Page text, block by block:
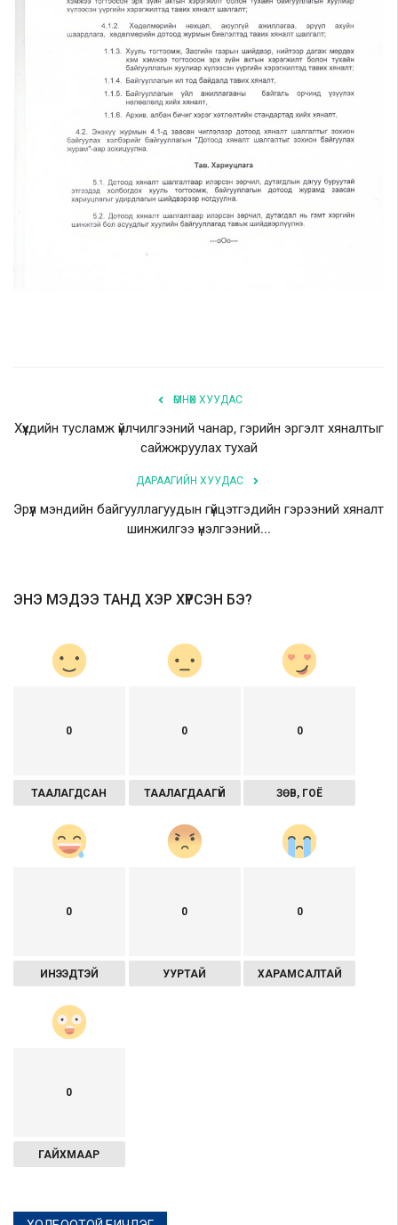
ӨМНӨХ ХУУДАС
Хүүхдийн тусламж үйлчилгээний чанар, гэрийн эргэлт хяналтыг
сайжжруулах тухай
ДАРААГИЙН ХУУДАС
Эрүүл мэндийн байгууллагуудын гүйцэтгэдийн гэрээний хяналт
шинжилгээ үнэлгээний...
ЭНЭ МЭДЭЭ ТАНД ХЭР ХҮРСЭН БЭ?
0
ТААЛАГДСАН
0
ТААЛАГДААГҮЙ
0
ЗӨВ, ГОЁ
0
ИНЭЭДТЭЙ
0
УУРТАЙ
0
ХАРАМСАЛТАЙ
0
ГАЙХМААР